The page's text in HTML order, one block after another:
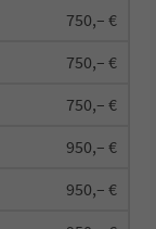
750,– €
750,– €
750,– €
950,– €
950,– €